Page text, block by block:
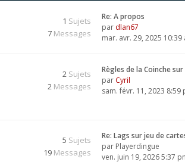
1 Sujets
7 Messages
Re: A propos
par dlan67
mar. avr. 29, 2025 10:39
2 Sujets
2 Messages
Règles de la Coinche
par Cyril
sam. févr. 11, 2023 8:59
5 Sujets
19 Messages
Re: Lags sur jeu de
par Playerdingue
ven. juin 19, 2026 5:37